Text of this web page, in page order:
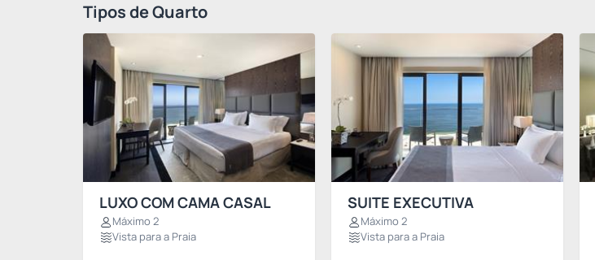
Tipos de Quarto
LUXO COM CAMA CASAL
Máximo 2
Vista para a Praia
SUITE EXECUTIVA
Máximo 2
Vista para a Praia